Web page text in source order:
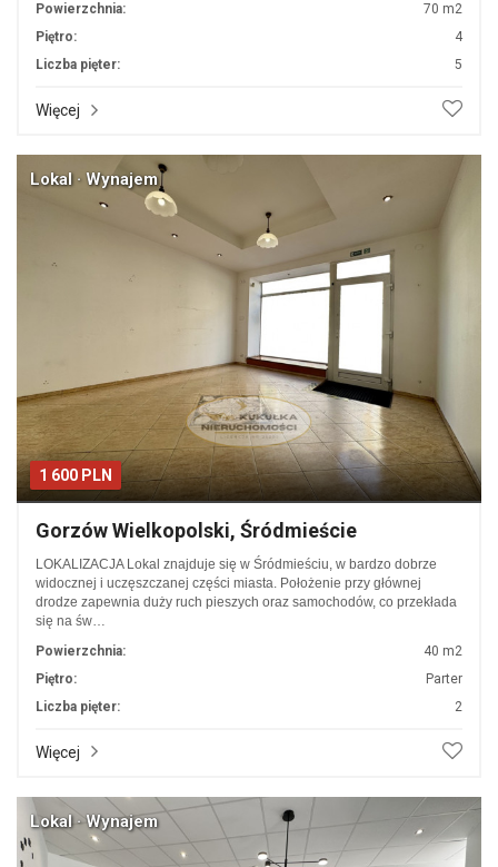
Powierzchnia:
70 m2
Piętro:
4
Liczba pięter:
5
Więcej
1 600 PLN
Lokal · Wynajem
Gorzów Wielkopolski, Śródmieście
LOKALIZACJA Lokal znajduje się w Śródmieściu, w bardzo dobrze
widocznej i uczęszczanej części miasta. Położenie przy głównej
drodze zapewnia duży ruch pieszych oraz samochodów, co przekłada
się na św…
Powierzchnia:
40 m2
Piętro:
Parter
Liczba pięter:
2
Więcej
Lokal · Wynajem